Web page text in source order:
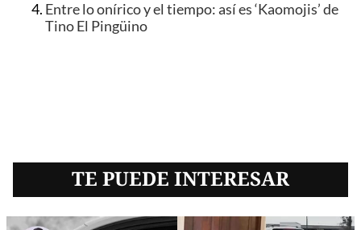
Entre lo onírico y el tiempo: así es ‘Kaomojis’ de
Tino El Pingüino
TE PUEDE INTERESAR